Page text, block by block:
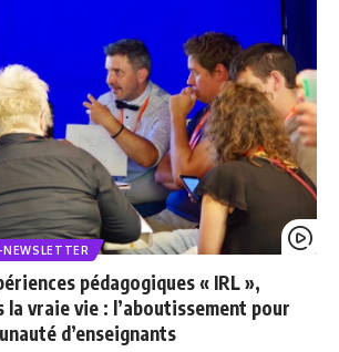
NEWSLETTER
pédagogiques « IRL »,
la vraie vie : l’aboutissement pour
d’enseignants